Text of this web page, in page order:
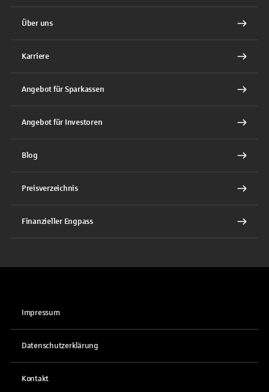
Über uns
Karriere
Angebot für Sparkassen
Angebot für Investoren
Blog
Preisverzeichnis
Finanzieller Engpass
Impressum
Datenschutzerklärung
Kontakt